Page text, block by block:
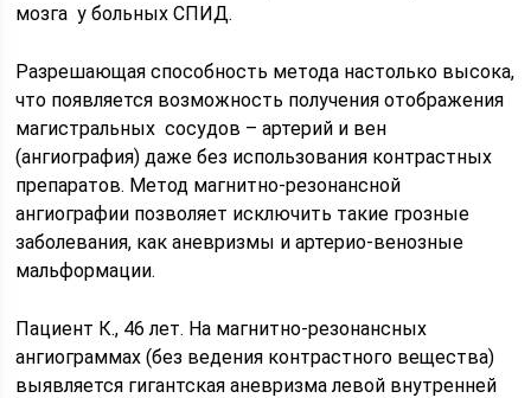
мозга у больных СПИД.
Разрешающая способность метода настолько высока,
что появляется возможность получения отображения
магистральных сосудов – артерий и вен
(ангиография) даже без использования контрастных
препаратов. Метод магнитно-резонансной
ангиографии позволяет исключить такие грозные
заболевания, как аневризмы и артерио-венозные
мальформации.
Пациент К., 46 лет. На магнитно-резонансных
ангиограммах (без ведения контрастного вещества)
выявляется гигантская аневризма левой внутренней